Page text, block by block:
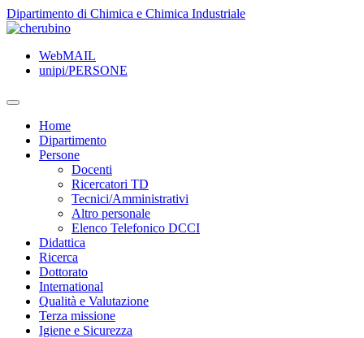
TPL_UNIPI_SKIP_TO_CONTENT
Dipartimento di Chimica e Chimica Industriale
WebMAIL
unipi/PERSONE
Home
Dipartimento
Persone
Docenti
Ricercatori TD
Tecnici/Amministrativi
Altro personale
Elenco Telefonico DCCI
Didattica
Ricerca
Dottorato
International
Qualità e Valutazione
Terza missione
Igiene e Sicurezza